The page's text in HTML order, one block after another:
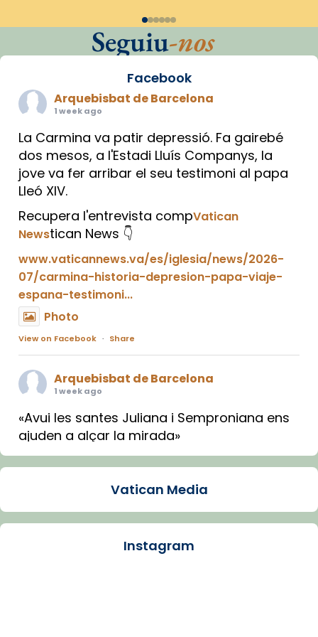
Seguiu-nos
Facebook
Arquebisbat de Barcelona
1 week ago
La Carmina va patir depressió. Fa gairebé
dos mesos, a l'Estadi Lluís Companys, la
jove va fer arribar el seu testimoni al papa
Lleó XIV.
Recupera l'entrevista compVatican
Newstican News 👇
www.vaticannews.va/es/iglesia/news/2026-
07/carmina-historia-depresion-papa-viaje-
espana-testimoni...
Photo
View on Facebook · Share
Arquebisbat de Barcelona
1 week ago
«Avui les santes Juliana i Semproniana ens
ajuden a alçar la mirada»
Mons. Sergi Gordo, bisbe de Tortosa, ha
Santes de Mataró.
🔗tinyurl.com/cvu5jmbk
Vatican Media
Instagram